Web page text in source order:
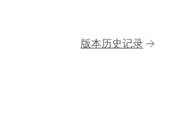
版本历史记录